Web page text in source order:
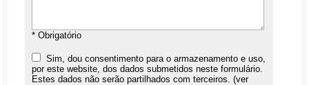
* Obrigatório
Sim, dou consentimento para o armazenamento e uso,
por este website, dos dados submetidos neste formulário.
Estes dados não serão partilhados com terceiros. (ver